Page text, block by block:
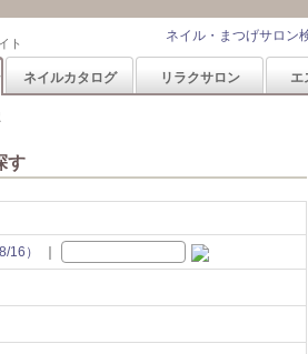
ト ネイル・まつげサロン
ネイルカタログ リラクサロン エ
す
16）